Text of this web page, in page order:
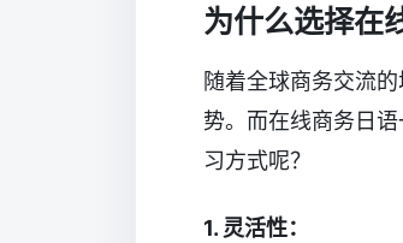
为什么选择在
随着全球商务交流
势。而在线商务日
习方式呢？
1. 灵活性：